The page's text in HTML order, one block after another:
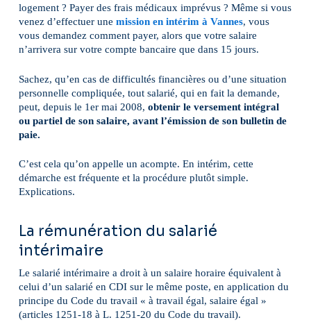
logement ? Payer des frais médicaux imprévus ? Même si vous
venez d’effectuer une mission en intérim à Vannes, vous
vous demandez comment payer, alors que votre salaire
n’arrivera sur votre compte bancaire que dans 15 jours.
Sachez, qu’en cas de difficultés financières ou d’une situation
personnelle compliquée, tout salarié, qui en fait la demande,
peut, depuis le 1er mai 2008, obtenir le versement intégral
ou partiel de son salaire, avant l’émission de son bulletin de
paie.
C’est cela qu’on appelle un acompte. En intérim, cette
démarche est fréquente et la procédure plutôt simple.
Explications.
La rémunération du salarié
intérimaire
Le salarié intérimaire a droit à un salaire horaire équivalent à
celui d’un salarié en CDI sur le même poste, en application du
principe du Code du travail « à travail égal, salaire égal »
(articles 1251-18 à L. 1251-20 du Code du travail).